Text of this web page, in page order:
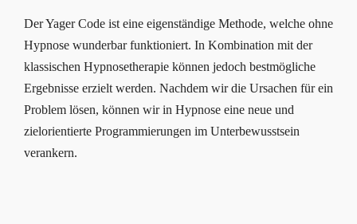
Der Yager Code ist eine eigenständige Methode, welche ohne
Hypnose wunderbar funktioniert. In Kombination mit der
klassischen Hypnosetherapie können jedoch bestmögliche
Ergebnisse erzielt werden. Nachdem wir die Ursachen für ein
Problem lösen, können wir in Hypnose eine neue und
zielorientierte Programmierungen im Unterbewusstsein
verankern.